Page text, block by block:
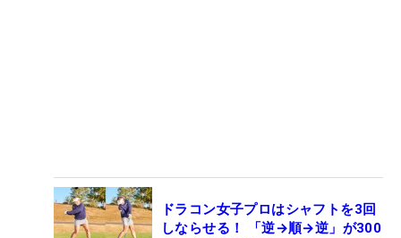
ドラコン女子プロはシャフトを3回
しならせる！ 「逆→順→逆」が300